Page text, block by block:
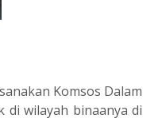
Komsos Dalam
wilayah binaanya di